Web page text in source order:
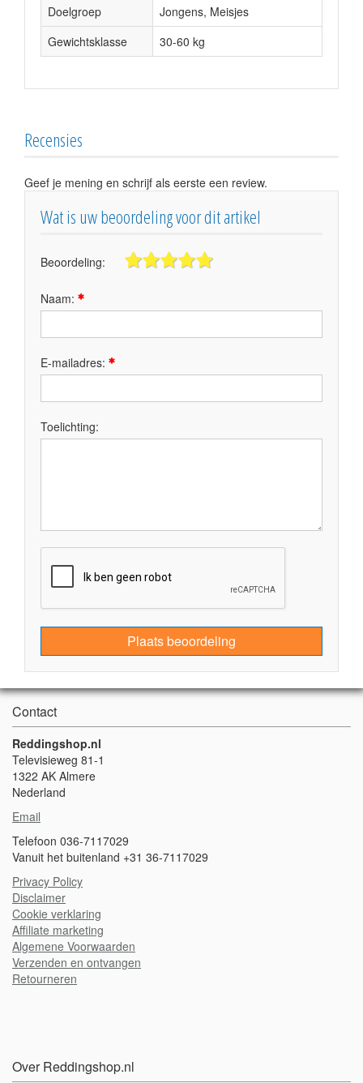
Doelgroep
Jongens, Meisjes
Gewichtsklasse
30-60 kg
Recensies
Geef je mening en schrijf als eerste een review.
Wat is uw beoordeling voor dit artikel
Beoordeling:
Naam:
E-mailadres:
Toelichting:
Plaats beoordeling
Contact
Reddingshop.nl
Televisieweg 81-1
1322 AK Almere
Nederland
Email
Telefoon 036-7117029
Vanuit het buitenland +31 36-7117029
Privacy Policy
Disclaimer
Cookie verklaring
Affiliate marketing
Algemene Voorwaarden
Verzenden en ontvangen
Retourneren
Over Reddingshop.nl